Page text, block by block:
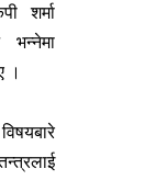
शर्मा
।